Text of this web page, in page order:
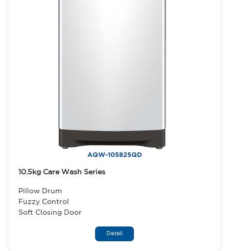
AQW-105825QD
10.5kg Care Wash Series
Pillow Drum
Fuzzy Control
Soft Closing Door
Detail